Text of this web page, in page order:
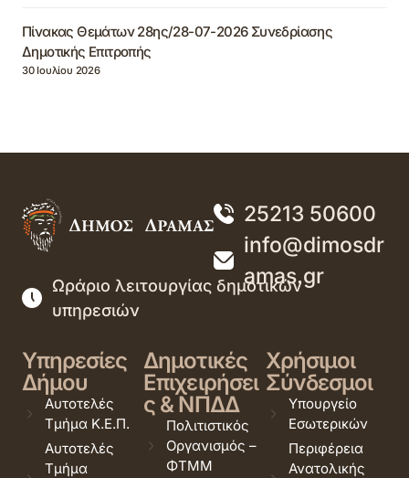
Πίνακας Θεμάτων 28ης/28-07-2026 Συνεδρίασης
Δημοτικής Επιτροπής
30 Ιουλίου 2026
25213 50600
info@dimosdr
amas.gr
Ωράριο λειτουργίας δημοτικών
υπηρεσιών
Υπηρεσίες
Δήμου
Αυτοτελές
Τμήμα Κ.Ε.Π.
Αυτοτελές
Τμήμα
Δημοτικές
Επιχειρήσει
ς & ΝΠΔΔ
Πολιτιστικός
Οργανισμός –
ΦΤΜΜ
Χρήσιμοι
Σύνδεσμοι
Υπουργείο
Εσωτερικών
Περιφέρεια
Ανατολικής